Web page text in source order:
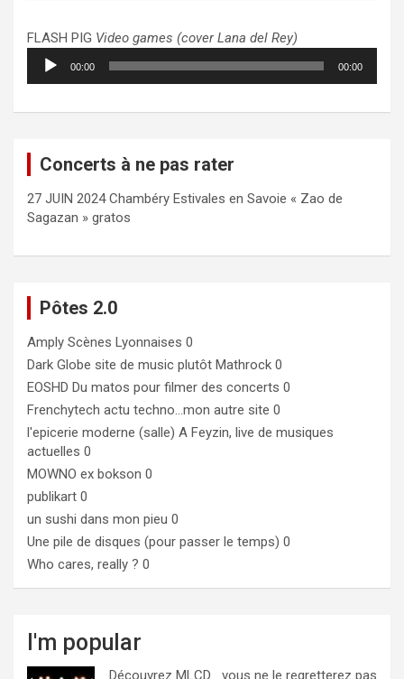
FLASH PIG Video games (cover Lana del Rey)
Lecteur
audio
00:00 00:00
Concerts à ne pas rater
27 JUIN 2024 Chambéry Estivales en Savoie « Zao de
Sagazan » gratos
Pôtes 2.0
Amply Scènes Lyonnaises 0
Dark Globe site de music plutôt Mathrock 0
EOSHD Du matos pour filmer des concerts 0
Frenchytech actu techno…mon autre site 0
l'epicerie moderne (salle) A Feyzin, live de musiques
actuelles 0
MOWNO ex bokson 0
publikart 0
un sushi dans mon pieu 0
Une pile de disques (pour passer le temps) 0
Who cares, really ? 0
I'm popular
Découvrez MLCD… vous ne le regretterez pas